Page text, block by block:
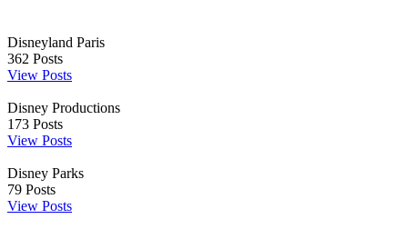
Disneyland Paris
362 Posts
View Posts
Disney Productions
173 Posts
View Posts
Disney Parks
79 Posts
View Posts